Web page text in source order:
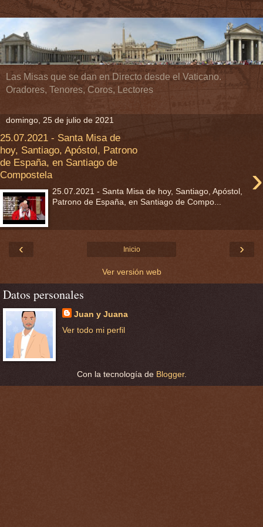
Las Misas que se dan en Directo desde el Vaticano.
Oradores, Tenores, Coros, Lectores
domingo, 25 de julio de 2021
25.07.2021 - Santa Misa de
hoy, Santiago, Apóstol, Patrono
de España, en Santiago de
Compostela
›
25.07.2021 - Santa Misa de hoy, Santiago, Apóstol,
Patrono de España, en Santiago de Compo...
‹ ›
Inicio
Ver versión web
Datos personales
Juan y Juana
Ver todo mi perfil
Con la tecnología de Blogger.